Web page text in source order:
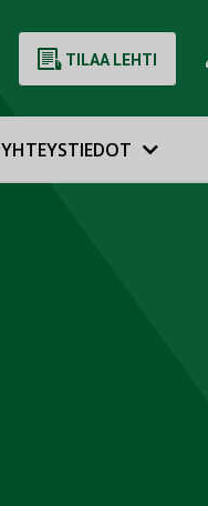
TILAA LEHTI
YHTEYSTIEDOT